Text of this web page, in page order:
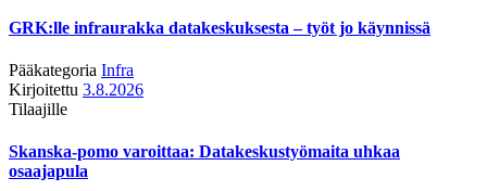
GRK:lle infraurakka datakeskuksesta – työt jo käynnissä
Pääkategoria Infra
Kirjoitettu 3.8.2026
Tilaajille
Skanska-pomo varoittaa: Datakeskustyömaita uhkaa
osaajapula